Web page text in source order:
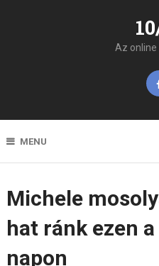
Az
MENU
Michele
hat ránk ezen
napon